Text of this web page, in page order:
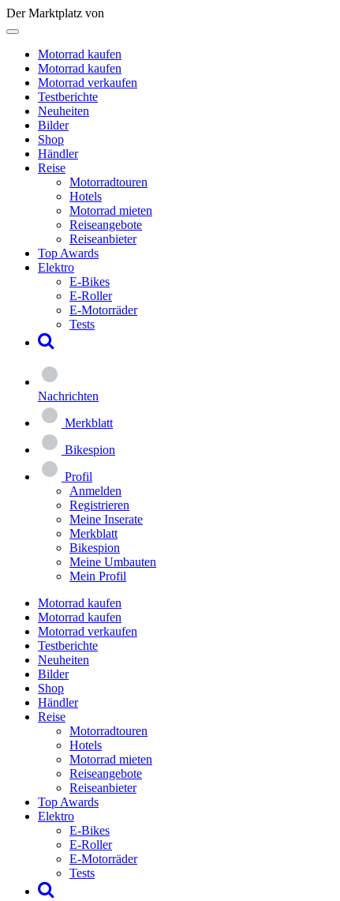
Der Marktplatz von
Motorrad kaufen
Motorrad kaufen
Motorrad verkaufen
Testberichte
Neuheiten
Bilder
Shop
Händler
Reise
Motorradtouren
Hotels
Motorrad mieten
Reiseangebote
Reiseanbieter
Top Awards
Elektro
E-Bikes
E-Roller
E-Motorräder
Tests
Nachrichten
Merkblatt
Bikespion
Profil
Anmelden
Registrieren
Meine Inserate
Merkblatt
Bikespion
Meine Umbauten
Mein Profil
Motorrad kaufen
Motorrad kaufen
Motorrad verkaufen
Testberichte
Neuheiten
Bilder
Shop
Händler
Reise
Motorradtouren
Hotels
Motorrad mieten
Reiseangebote
Reiseanbieter
Top Awards
Elektro
E-Bikes
E-Roller
E-Motorräder
Tests